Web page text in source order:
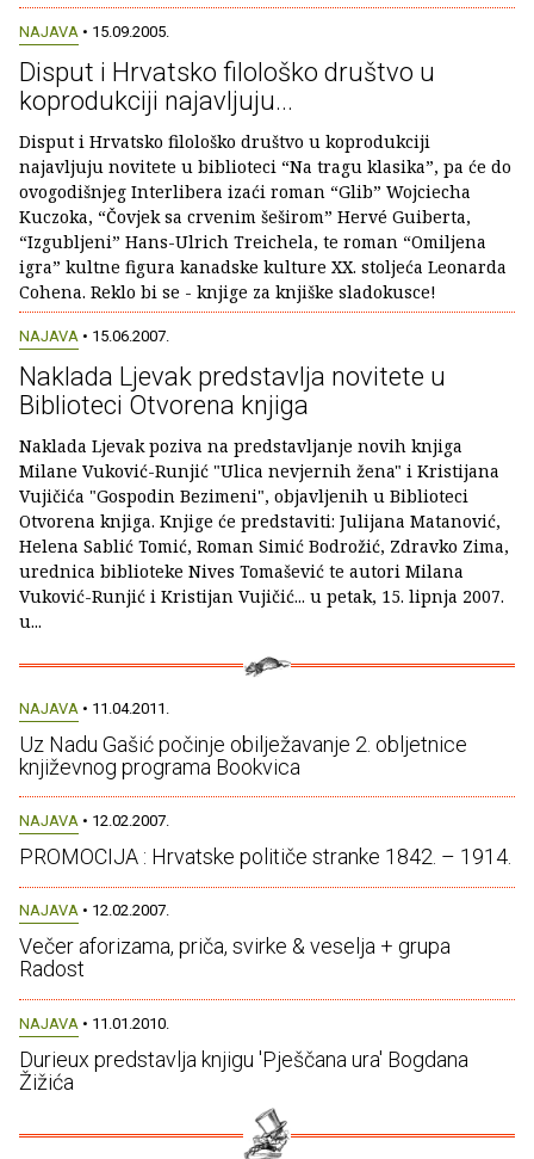
NAJAVA • 15.09.2005.
Disput i Hrvatsko filološko društvo u
koprodukciji najavljuju...
Disput i Hrvatsko filološko društvo u koprodukciji
najavljuju novitete u biblioteci “Na tragu klasika”, pa će do
ovogodišnjeg Interlibera izaći roman “Glib” Wojciecha
Kuczoka, “Čovjek sa crvenim šeširom” Hervé Guiberta,
“Izgubljeni” Hans-Ulrich Treichela, te roman “Omiljena
igra” kultne figura kanadske kulture XX. stoljeća Leonarda
Cohena. Reklo bi se - knjige za knjiške sladokusce!
NAJAVA • 15.06.2007.
Naklada Ljevak predstavlja novitete u
Biblioteci Otvorena knjiga
Naklada Ljevak poziva na predstavljanje novih knjiga
Milane Vuković-Runjić "Ulica nevjernih žena" i Kristijana
Vujičića "Gospodin Bezimeni", objavljenih u Biblioteci
Otvorena knjiga. Knjige će predstaviti: Julijana Matanović,
Helena Sablić Tomić, Roman Simić Bodrožić, Zdravko Zima,
urednica biblioteke Nives Tomašević te autori Milana
Vuković-Runjić i Kristijan Vujičić... u petak, 15. lipnja 2007.
u...
NAJAVA • 11.04.2011.
Uz Nadu Gašić počinje obilježavanje 2. obljetnice
književnog programa Bookvica
NAJAVA • 12.02.2007.
PROMOCIJA : Hrvatske političe stranke 1842. – 1914.
NAJAVA • 12.02.2007.
Večer aforizama, priča, svirke & veselja + grupa
Radost
NAJAVA • 11.01.2010.
Durieux predstavlja knjigu 'Pješčana ura' Bogdana
Žižića